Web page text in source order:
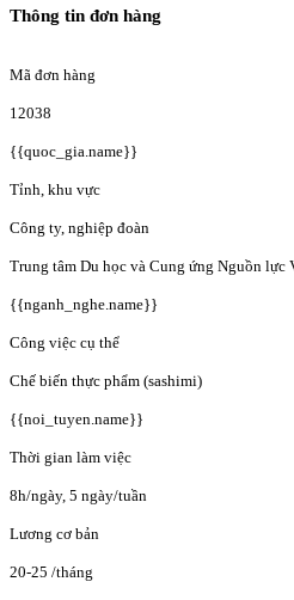
Thông tin đơn hàng
Mã đơn hàng
12038
{{quoc_gia.name}}
Tỉnh, khu vực
Công ty, nghiệp đoàn
Trung tâm Du học và Cung ứng Nguồn
{{nganh_nghe.name}}
Công việc cụ thể
Chế biến thực phẩm (sashimi)
{{noi_tuyen.name}}
Thời gian làm việc
8h/ngày, 5 ngày/tuần
Lương cơ bản
20-25 /tháng